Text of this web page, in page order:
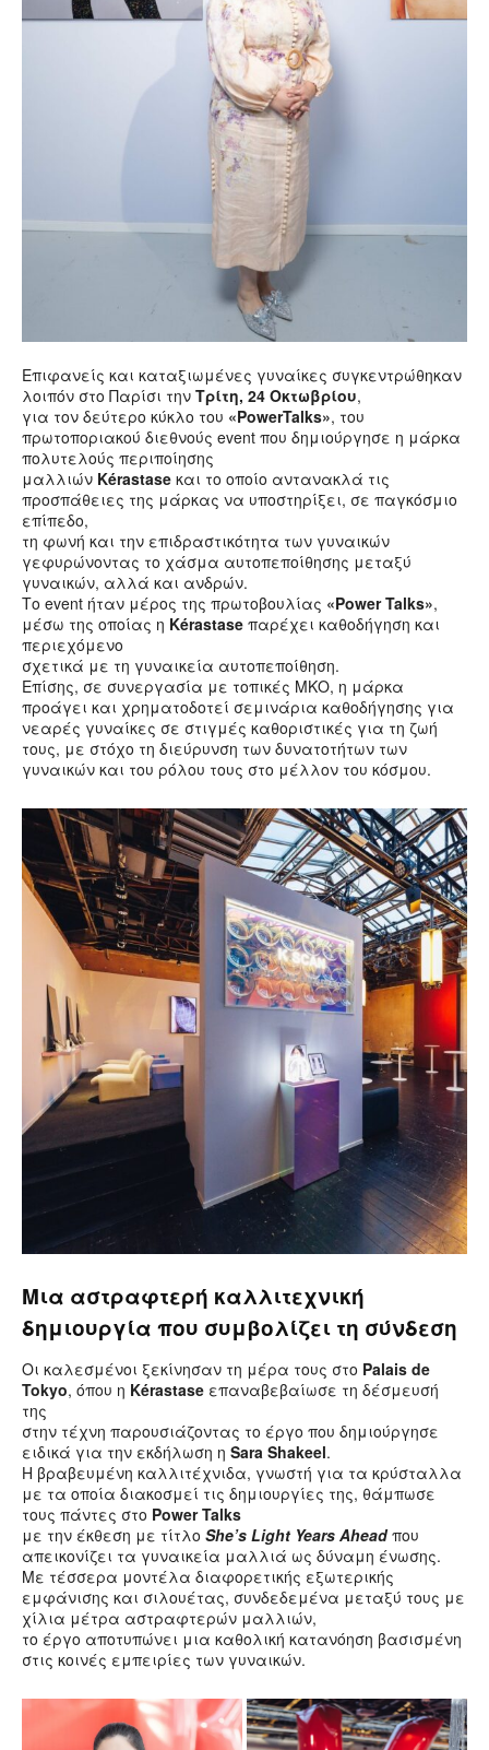
Επιφανείς και καταξιωμένες γυναίκες συγκεντρώθηκαν
λοιπόν στο Παρίσι την Τρίτη, 24 Οκτωβρίου,
για τον δεύτερο κύκλο του «PowerTalks», του
πρωτοποριακού διεθνούς event που δημιούργησε η μάρκα
πολυτελούς περιποίησης
μαλλιών Kérastase και το οποίο αντανακλά τις
προσπάθειες της μάρκας να υποστηρίξει, σε παγκόσμιο
επίπεδο,
τη φωνή και την επιδραστικότητα των γυναικών
γεφυρώνοντας το χάσμα αυτοπεποίθησης μεταξύ
γυναικών, αλλά και ανδρών.
Το event ήταν μέρος της πρωτοβουλίας «Power Talks»,
μέσω της οποίας η Kérastase παρέχει καθοδήγηση και
περιεχόμενο
σχετικά με τη γυναικεία αυτοπεποίθηση.
Επίσης, σε συνεργασία με τοπικές ΜΚΟ, η μάρκα
προάγει και χρηματοδοτεί σεμινάρια καθοδήγησης για
νεαρές γυναίκες σε στιγμές καθοριστικές για τη ζωή
τους, με στόχο τη διεύρυνση των δυνατοτήτων των
γυναικών και του ρόλου τους στο μέλλον του κόσμου.
Μια αστραφτερή καλλιτεχνική
δημιουργία που συμβολίζει τη σύνδεση
Οι καλεσμένοι ξεκίνησαν τη μέρα τους στο Palais de
Tokyo, όπου η Kérastase επαναβεβαίωσε τη δέσμευσή
της
στην τέχνη παρουσιάζοντας το έργο που δημιούργησε
ειδικά για την εκδήλωση η Sara Shakeel.
Η βραβευμένη καλλιτέχνιδα, γνωστή για τα κρύσταλλα
με τα οποία διακοσμεί τις δημιουργίες της, θάμπωσε
τους πάντες στο Power Talks
με την έκθεση με τίτλο She’s Light Years Ahead που
απεικονίζει τα γυναικεία μαλλιά ως δύναμη ένωσης.
Με τέσσερα μοντέλα διαφορετικής εξωτερικής
εμφάνισης και σιλουέτας, συνδεδεμένα μεταξύ τους με
χίλια μέτρα αστραφτερών μαλλιών,
το έργο αποτυπώνει μια καθολική κατανόηση βασισμένη
στις κοινές εμπειρίες των γυναικών.